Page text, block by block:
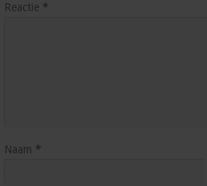
Reactie *
Naam *